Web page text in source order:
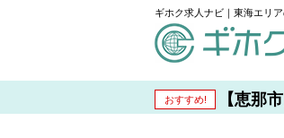
ギホク求人ナビ｜東海エリ
おすすめ! 【恵那